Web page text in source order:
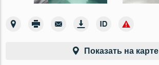
Показать на карте